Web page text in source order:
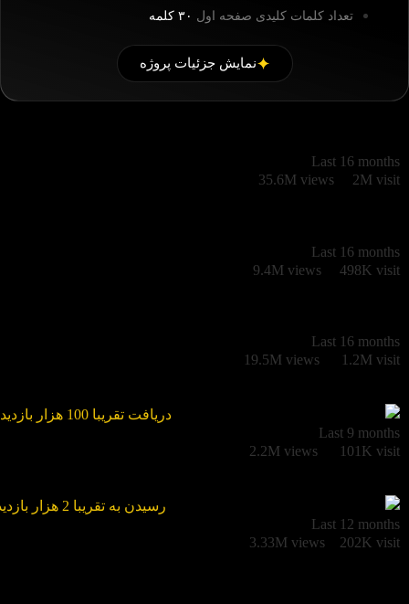
تعداد کلمات کلیدی صفحه اول ۳۰ کلمه
نمایش جزئیات پروژه
Last 16 months
35.6M views
2M visit
Last 16 months
9.4M views
498K visit
Last 16 months
19.5M views
1.2M visit
Last 9 months
2.2M views
101K visit
Last 12 months
3.33M views
202K visit